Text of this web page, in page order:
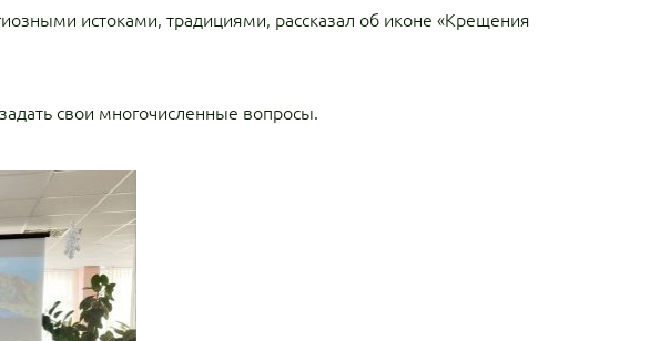
истоками, традициями, рассказал об иконе «Крещения
свои многочисленные вопросы.